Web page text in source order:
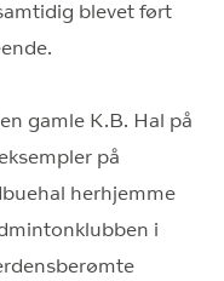
blevet ført
gamle K.B. Hal på
på
herhjemme
i